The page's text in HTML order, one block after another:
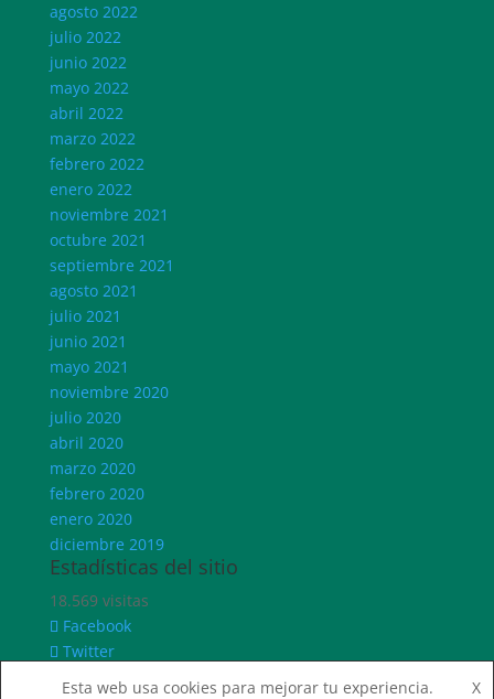
agosto 2022
julio 2022
junio 2022
mayo 2022
abril 2022
marzo 2022
febrero 2022
enero 2022
noviembre 2021
octubre 2021
septiembre 2021
agosto 2021
julio 2021
junio 2021
mayo 2021
noviembre 2020
julio 2020
abril 2020
marzo 2020
febrero 2020
enero 2020
diciembre 2019
Estadísticas del sitio
18.569 visitas
Facebook
Twitter
Instagram
Esta web usa cookies para mejorar tu experiencia. X